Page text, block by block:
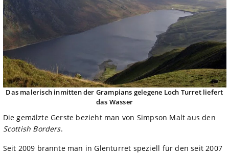
Das malerisch inmitten der Grampians gelegene Loch Turret liefert
das Wasser
Die gemälzte Gerste bezieht man von Simpson Malt aus den
Scottish Borders.
Seit 2009 brannte man in Glenturret speziell für den seit 2007